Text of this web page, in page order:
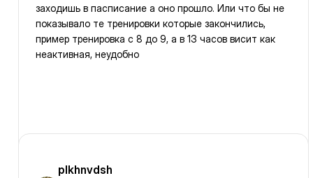
заходишь в пасписание а оно прошло. Или что бы не
показывало те тренировки которые закончились,
пример тренировка с 8 до 9, а в 13 часов висит как
неактивная, неудобно
plkhnvdsh